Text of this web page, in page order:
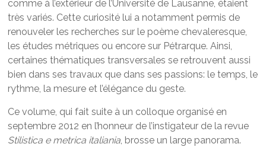
comme à l’extérieur de l’Université de Lausanne, étaient
très variés. Cette curiosité lui a notamment permis de
renouveler les recherches sur le poème chevaleresque,
les études métriques ou encore sur Pétrarque. Ainsi,
certaines thématiques transversales se retrouvent aussi
bien dans ses travaux que dans ses passions: le temps, le
rythme, la mesure et l’élégance du geste.
Ce volume, qui fait suite à un colloque organisé en
septembre 2012 en l’honneur de l’instigateur de la revue
Stilistica e metrica italiania, brosse un large panorama.